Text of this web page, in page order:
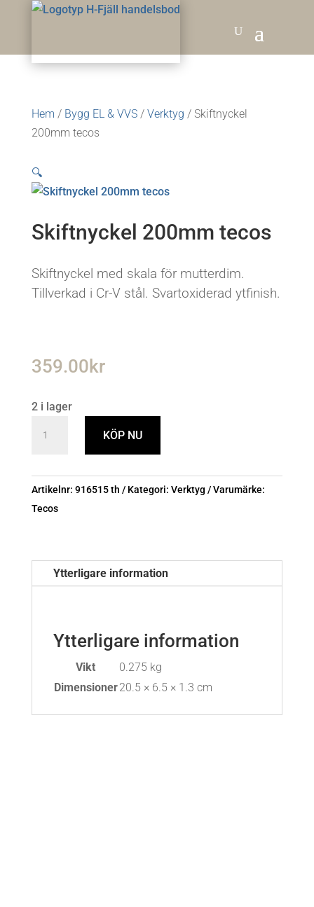
Hem / Bygg EL & VVS/ Verktyg / Skiftnyckel
200mm tecos
🔍
Skiftnyckel 200mm tecos
Skiftnyckel med skala för mutterdim.
Tillverkad i Cr-V stål. Svartoxiderad ytfinish.
359.00kr
2 i lager
KÖP NU
Artikelnr: 916515 th Kategori: Verktyg
Varumärke:
Tecos
Ytterligare information
Ytterligare information
Vikt
0.275 kg
Dimensioner20.5 × 6.5 × 1.3 cm